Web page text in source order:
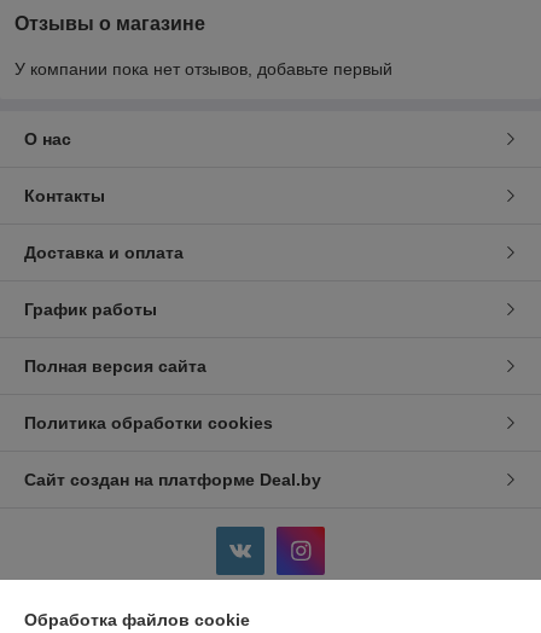
Отзывы о магазине
У компании пока нет отзывов, добавьте первый
О нас
Контакты
Доставка и оплата
График работы
Полная версия сайта
Политика обработки cookies
Сайт создан на платформе Deal.by
Обработка файлов cookie